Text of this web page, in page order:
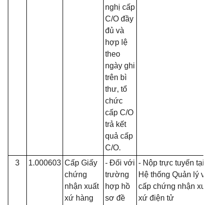
nghị cấp
C/O đầy
đủ và
hợp lệ
theo
ngày ghi
trên bì
thư, tổ
chức
cấp C/O
trả kết
quả cấp
C/O.
3
1.000603 Cấp Giấy
chứng
nhận xuất
xứ hàng
- Đối với
trường
hợp hồ
sơ đề
- Nộp trực tuyến tại
Hệ thống Quản lý và
cấp chứng nhận xuất
xứ điện tử